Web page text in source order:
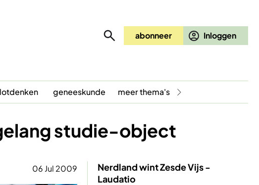
abonneer
geneeskunde meer thema's
studie-object
06 Jul 2009
Nerdland wint Zesde Vijs -
Laudatio